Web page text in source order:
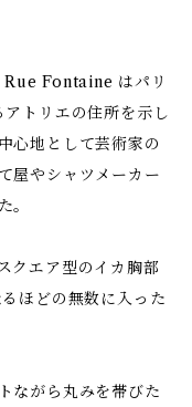
Rue Fontaine はパリ
トリエの住所を示し
心地として芸術家の
屋やシャツメーカー
。
クエア型のイカ胸部
ほどの無数に入った
ながら丸みを帯びた